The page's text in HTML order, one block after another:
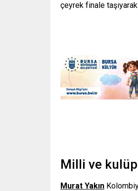
çeyrek finale
Milli ve
Murat Yakın